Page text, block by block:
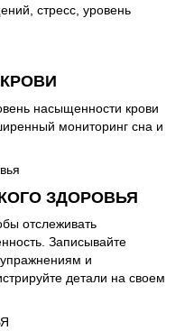
стресс, уровень
насыщенности крови
мониторинг сна и
ЗДОРОВЬЯ
отслеживать
Записывайте
и
детали на своем